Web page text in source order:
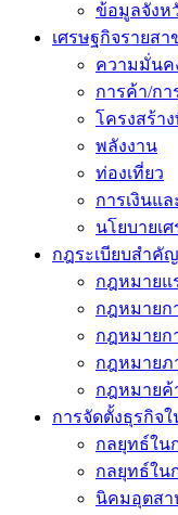
ข้อมูลจังห
เศรษฐกิจรายสา
ความมั่นค
การค้า/กา
โครงสร้า
พลังงาน
ท่องเที่ยว
การเงินแ
นโยบายเ
กฎระเบียบสำคัญ
กฎหมายแ
กฎหมายก
กฎหมายก
กฎหมายภ
กฎหมายค้
การจัดตั้งธุรกิจ
กลยุทธ์ใน
กลยุทธ์ใน
นิคมอุตสา